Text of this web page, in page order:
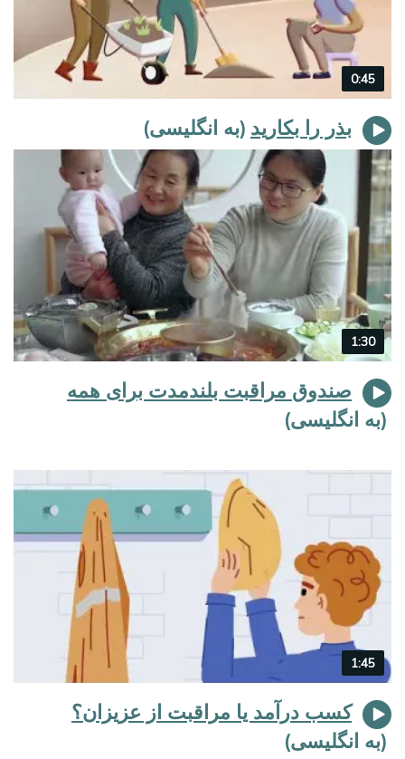
Video
duration
0:45
بذر را بکارید
Video
duration
1:30
صندوق مراقبت بلندمدت برای همه
Video
duration
1:45
کسب درآمد یا مراقبت از عزیزان؟